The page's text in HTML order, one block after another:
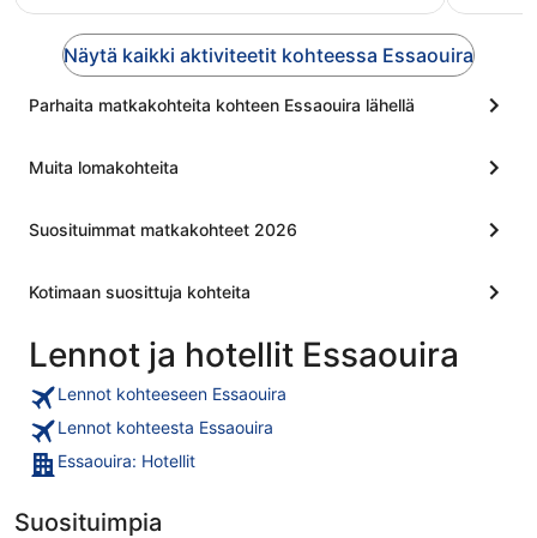
Näytä kaikki aktiviteetit kohteessa Essaouira
Parhaita matkakohteita kohteen Essaouira lähellä
Muita lomakohteita
Suosituimmat matkakohteet 2026
Kotimaan suosittuja kohteita
Lennot ja hotellit Essaouira
Lennot kohteeseen Essaouira
Lennot kohteesta Essaouira
Essaouira: Hotellit
Suosituimpia